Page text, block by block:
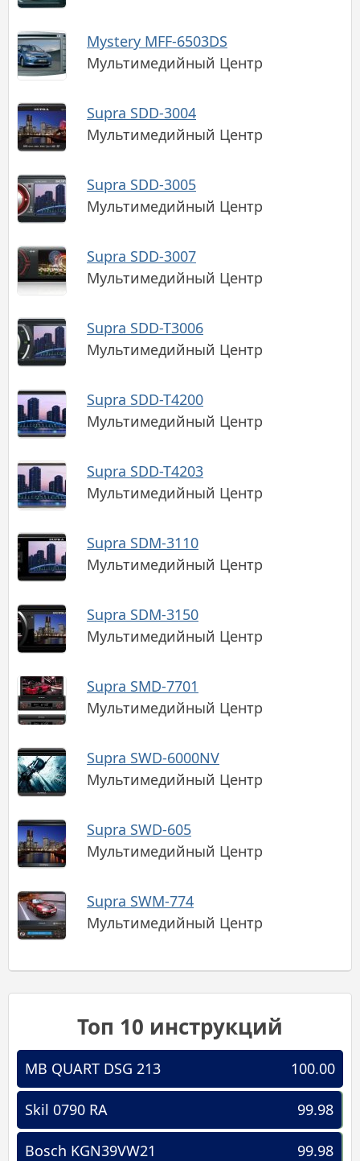
Mystery MFF-6503DS
Мультимедийный Центр
Supra SDD-3004
Мультимедийный Центр
Supra SDD-3005
Мультимедийный Центр
Supra SDD-3007
Мультимедийный Центр
Supra SDD-T3006
Мультимедийный Центр
Supra SDD-T4200
Мультимедийный Центр
Supra SDD-T4203
Мультимедийный Центр
Supra SDM-3110
Мультимедийный Центр
Supra SDM-3150
Мультимедийный Центр
Supra SMD-7701
Мультимедийный Центр
Supra SWD-6000NV
Мультимедийный Центр
Supra SWD-605
Мультимедийный Центр
Supra SWM-774
Мультимедийный Центр
Топ 10 инструкций
100.00
MB QUART DSG 213
99.98
Skil 0790 RA
99.98
Bosch KGN39VW21